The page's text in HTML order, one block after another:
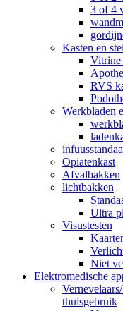
3 of 4
Kasten en
Vitrine
RVS
Werkbladen
Opiatenkast
Afvalbakken
lichtbakken
Ultra
Visustesten
Niet
Elektromedische
thuisgebruik